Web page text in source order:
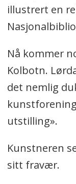
illustrert en
Nå kommer
Kolbotn.
det nemlig
utstilling».
Kunstneren
sitt fravær.